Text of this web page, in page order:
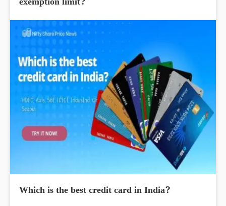
exemption limit?
Which is the best credit card in India?